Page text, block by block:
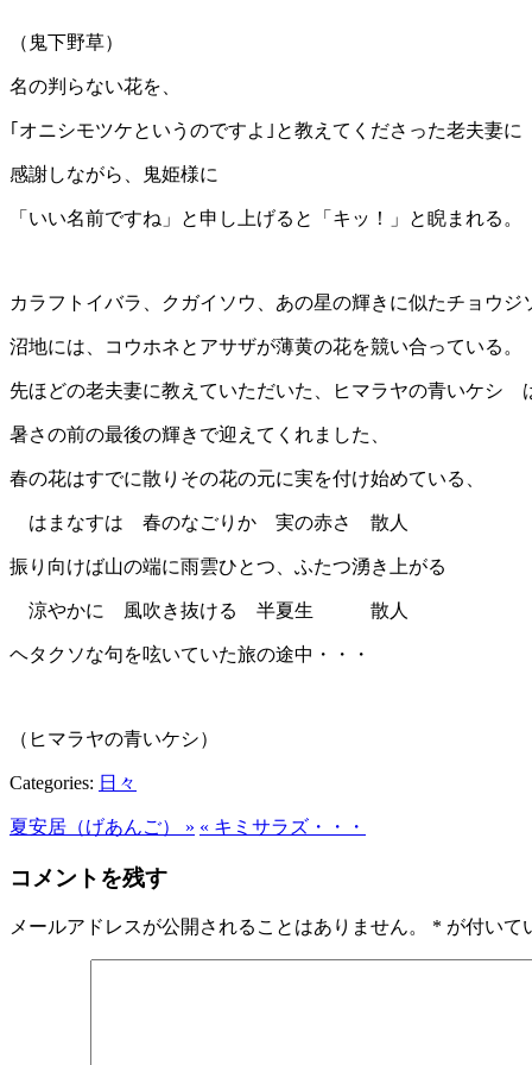
（鬼下野草）
名の判らない花を、
｢オニシモツケというのですよ｣と教えてくださった老夫妻に
感謝しながら、鬼姫様に
「いい名前ですね」と申し上げると「キッ！」と睨まれる。
カラフトイバラ、クガイソウ、あの星の輝きに似たチョウジ
沼地には、コウホネとアサザが薄黄の花を競い合っている。
先ほどの老夫妻に教えていただいた、ヒマラヤの青いケシ
暑さの前の最後の輝きで迎えてくれました、
春の花はすでに散りその花の元に実を付け始めている、
はまなすは 春のなごりか 実の赤さ 散人
振り向けば山の端に雨雲ひとつ、ふたつ湧き上がる
涼やかに 風吹き抜ける 半夏生 散人
ヘタクソな句を呟いていた旅の途中・・・
（ヒマラヤの青いケシ）
Categories: 日々
夏安居（げあんご） » « キミサラズ・・・
コメントを残す
メールアドレスが公開されることはありません。 * が付いて